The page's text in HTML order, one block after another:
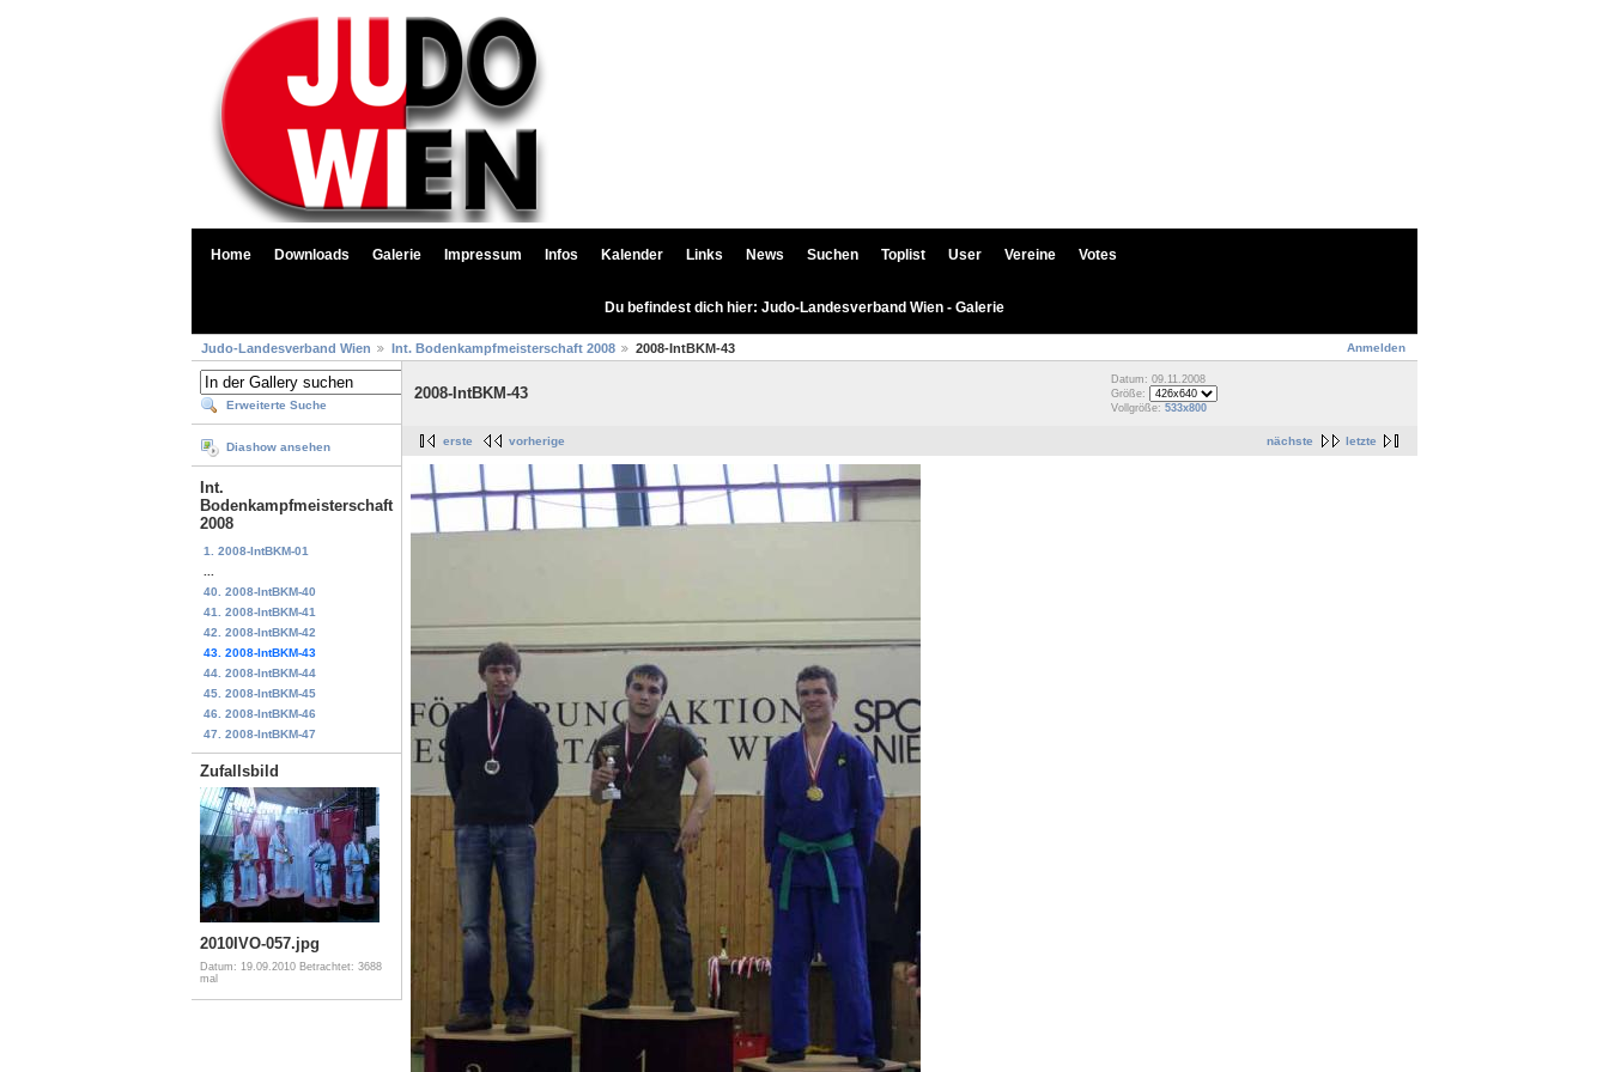
Home Downloads Galerie Impressum Infos Kalender Links News Suchen Toplist User Vereine Votes
Du befindest dich hier: Judo-Landesverband Wien - Galerie
Anmelden
Judo-Landesverband Wien Int. Bodenkampfmeisterschaft 2008 2008-IntBKM-43
Erweiterte Suche
Diashow ansehen
Int.
Bodenkampfmeisterschaft
2008
1. 2008-IntBKM-01
40. 2008-IntBKM-40
41. 2008-IntBKM-41
42. 2008-IntBKM-42
43. 2008-IntBKM-43
44. 2008-IntBKM-44
45. 2008-IntBKM-45
46. 2008-IntBKM-46
47. 2008-IntBKM-47
Zufallsbild
2010IVO-057.jpg
Datum: 19.09.2010 Betrachtet: 3688
mal
2008-IntBKM-43
Datum: 09.11.2008
Größe:
Vollgröße: 533x800
nächste letzte
erste vorherige